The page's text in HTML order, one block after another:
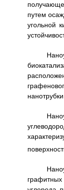
путем
угольной